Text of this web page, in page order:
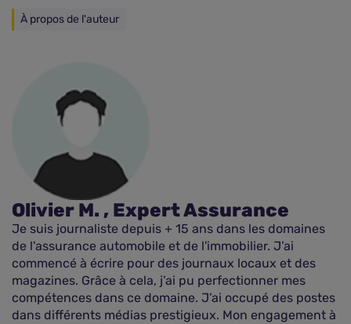
À propos de l'auteur
Olivier M. , Expert Assurance
Je suis journaliste depuis + 15 ans dans les domaines
de l'assurance automobile et de l'immobilier. J’ai
commencé à écrire pour des journaux locaux et des
magazines. Grâce à cela, j’ai pu perfectionner mes
compétences dans ce domaine. J’ai occupé des postes
dans différents médias prestigieux. Mon engagement à